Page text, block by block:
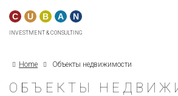
C U B A N
INVESTMENT & CONSULTING
Home Объекты недвижимости
ОБЪЕКТЫ